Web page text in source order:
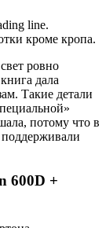
line.
кроме кропа.
ровно
дала
Такие детали
потому что в
поддерживали
600D +